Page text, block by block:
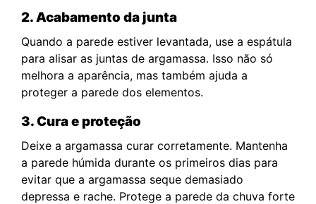
2. Acabamento da junta
Quando a parede estiver levantada, use a espátula
para alisar as juntas de argamassa. Isso não só
melhora a aparência, mas também ajuda a
proteger a parede dos elementos.
3. Cura e proteção
Deixe a argamassa curar corretamente. Mantenha
a parede húmida durante os primeiros dias para
evitar que a argamassa seque demasiado
depressa e rache. Protege a parede da chuva forte